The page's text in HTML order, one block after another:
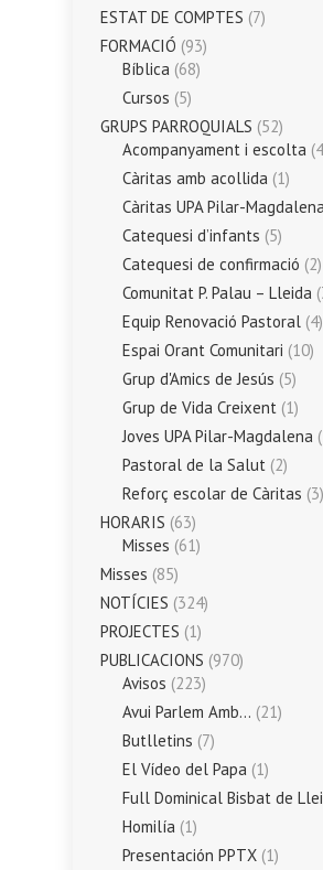
ESTAT DE COMPTES (7)
FORMACIÓ (93)
Bíblica (68)
Cursos (5)
GRUPS PARROQUIALS (52)
Acompanyament i escolta
Càritas amb acollida (1)
Càritas UPA Pilar-Magdalena
Catequesi d’infants (5)
Catequesi de confirmació (2)
Comunitat P. Palau – Lleida
Equip Renovació Pastoral (4)
Espai Orant Comunitari (10)
Grup d'Amics de Jesús (5)
Grup de Vida Creixent (1)
Joves UPA Pilar-Magdalena
Pastoral de la Salut (2)
Reforç escolar de Càritas (3)
HORARIS (63)
Misses (61)
Misses (85)
NOTÍCIES (324)
PROJECTES (1)
PUBLICACIONS (970)
Avisos (223)
Avui Parlem Amb… (21)
Butlletins (7)
El Vídeo del Papa (1)
Full Dominical Bisbat de
Homilía (1)
Presentación PPTX (1)